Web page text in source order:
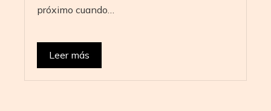
próximo cuando…
Leer más